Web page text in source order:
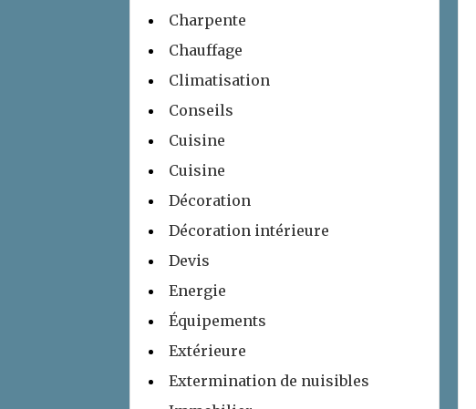
Charpente
Chauffage
Climatisation
Conseils
Cuisine
Cuisine
Décoration
Décoration intérieure
Devis
Energie
Équipements
Extérieure
Extermination de nuisibles